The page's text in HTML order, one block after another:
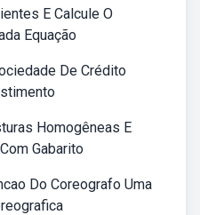
E Calcule O
Equação
De Crédito
Homogêneas E
Gabarito
Do Coreografo Uma